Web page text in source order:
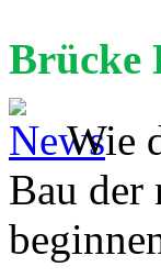
Brücke
Wie
Bau der